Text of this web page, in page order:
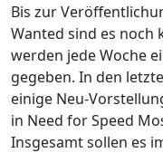
Bis zur
Wanted sind es noch
werden jede Woche
gegeben. In den
einige Neu-
in Need for Speed
Insgesamt sollen es